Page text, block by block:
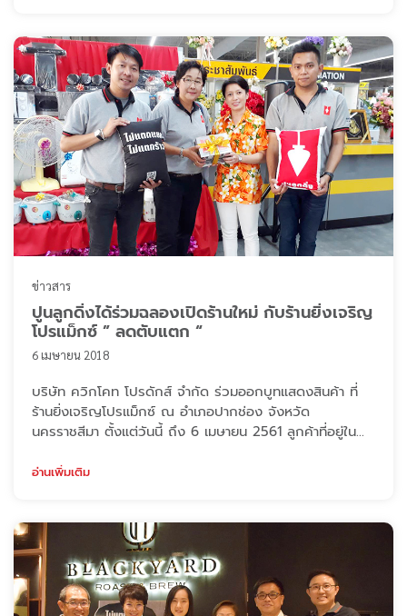
เทคโนโลยีหุ่นยนต์มาใช้ในกระบวนการผลิตม ...
ข่าวสาร
ปูนลูกดิ่งได้ร่วมฉลองเปิดร้านใหม่ กับร้านยิ่งเจริญ
โปรแม็กซ์ ” ลดตับแตก “
6 เมษายน 2018
บริษัท ควิกโคท โปรดักส์ จำกัด ร่วมออกบูทแสดงสินค้า ที่
ร้านยิ่งเจริญโปรแม็กซ์ ณ อำเภอปากช่อง จังหวัด
นครราชสีมา ตั้งแต่วันนี้ ถึง 6 เมษายน 2561 ลูกค้าที่อยู่ใน
ร่วมรายการ แถมยังมีของสมมนาคุณให้กับลูกค้าทุก ๆ ท่านที่
อ่านเพิ่มเติม